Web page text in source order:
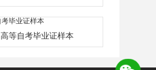
高等自考毕业证样本